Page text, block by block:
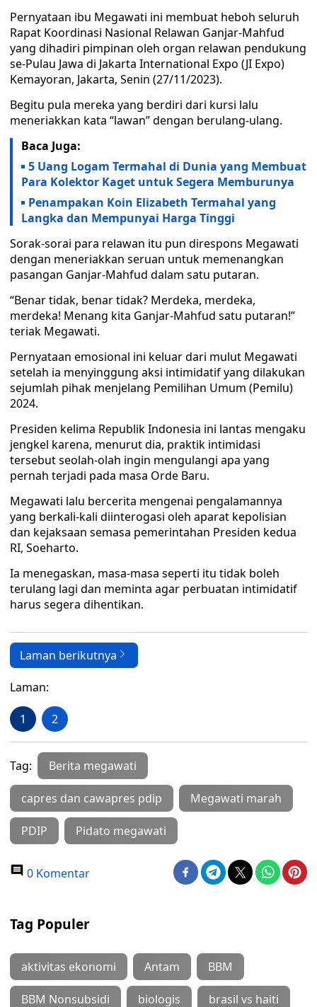
Pernyataan ibu Megawati ini membuat heboh seluruh
Rapat Koordinasi Nasional Relawan Ganjar-Mahfud
yang dihadiri pimpinan oleh organ relawan pendukung
se-Pulau Jawa di Jakarta International Expo (JI Expo)
Kemayoran, Jakarta, Senin (27/11/2023).
Begitu pula mereka yang berdiri dari kursi lalu
meneriakkan kata “lawan” dengan berulang-ulang.
Baca Juga:
5 Uang Logam Termahal di Dunia yang Membuat
Para Kolektor Kaget untuk Segera Memburunya
Penampakan Koin Elizabeth Termahal yang
Langka dan Mempunyai Harga Tinggi
Sorak-sorai para relawan itu pun direspons Megawati
dengan meneriakkan seruan untuk memenangkan
pasangan Ganjar-Mahfud dalam satu putaran.
“Benar tidak, benar tidak? Merdeka, merdeka,
merdeka! Menang kita Ganjar-Mahfud satu putaran!”
teriak Megawati.
Pernyataan emosional ini keluar dari mulut Megawati
setelah ia menyinggung aksi intimidatif yang dilakukan
sejumlah pihak menjelang Pemilihan Umum (Pemilu)
2024.
Presiden kelima Republik Indonesia ini lantas mengaku
jengkel karena, menurut dia, praktik intimidasi
tersebut seolah-olah ingin mengulangi apa yang
pernah terjadi pada masa Orde Baru.
Megawati lalu bercerita mengenai pengalamannya
yang berkali-kali diinterogasi oleh aparat kepolisian
dan kejaksaan semasa pemerintahan Presiden kedua
RI, Soeharto.
Ia menegaskan, masa-masa seperti itu tidak boleh
terulang lagi dan meminta agar perbuatan intimidatif
harus segera dihentikan.
Laman berikutnya
Laman:
1 2
Tag: Berita megawati
capres dan cawapres pdip Megawati marah
PDIP Pidato megawati
0 Komentar
Tag Populer
aktivitas ekonomi Antam BBM
BBM Nonsubsidi biologis brasil vs haiti